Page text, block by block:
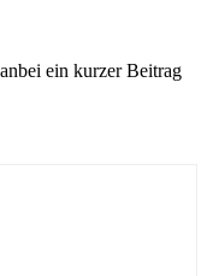
ein kurzer Beitrag